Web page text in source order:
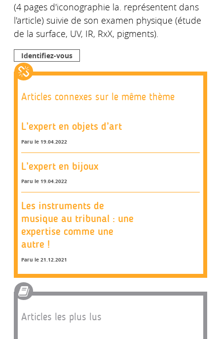
(4 pages d'iconographie la. représentent dans
l'article) suivie de son examen physique (étude
de la surface, UV, IR, RxX, pigments).
Identifiez-vous
Articles connexes sur le même thème
L’expert en objets d’art
Paru le 19.04.2022
L’expert en bijoux
Paru le 19.04.2022
Les instruments de
musique au tribunal : une
expertise comme une
autre !
Paru le 21.12.2021
Articles les plus lus